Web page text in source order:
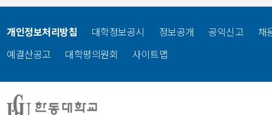
개인정보처리방침 대학정보공시 정보공개 공익신고
채
예결산공고
대학평의원회 사이트맵